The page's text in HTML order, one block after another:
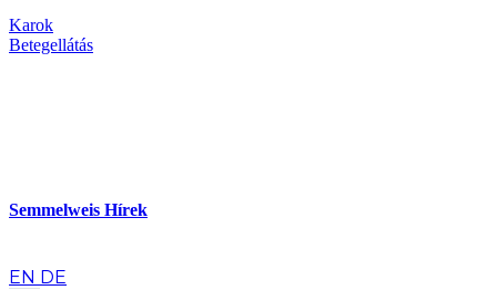
Karok
Betegellátás
Semmelweis Hírek
EN DE